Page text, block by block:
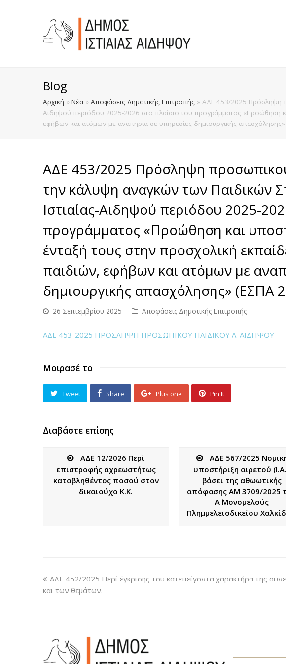
Blog
Αρχική » Νέα » Αποφάσεις Δημοτικής Επιτροπής » ΑΔΕ 453/2025 Πρόσληψη
Αιδηψού περιόδου 2025-2026 στο πλαίσιο του προγράμματος «Προώθηση
εφήβων και ατόμων με αναπηρία σε υπηρεσίες δημιουργικής
ΑΔΕ 453/2025 Πρόσληψη
την κάλυψη αναγκών των Παιδικών
Ιστιαίας-Αιδηψού περιόδου 2025-
προγράμματος «Προώθηση και
ένταξή τους στην προσχολική
παιδιών, εφήβων και ατόμων με
δημιουργικής απασχόλησης» (ΕΣΠΑ
26 Σεπτεμβρίου 2025 Αποφάσεις Δημοτικής Επιτροπής
ΑΔΕ 453-2025 ΠΡΟΣΛΗΨΗ ΠΡΟΣΩΠΙΚΟΥ ΠΑΙΔΙΚΟΥ Λ. ΑΙΔΗΨΟΥ
Μοιρασέ το
Tweet Share Plus one Pin It
Διαβάστε επίσης
ΑΔΕ 12/2026 Περί
επιστροφής αχρεωστήτως
καταβληθέντος ποσού στον
δικαιούχο Κ.Κ.
ΑΔΕ 567/2025
υποστήριξη αιρετού
βάσει της αθωωτικής
απόφασης ΑΜ 3709/2025
Α΄ Μονομελούς
Πλημμελειοδικείου
ΑΔΕ 452/2025 Περί έγκρισης του κατεπείγοντα χαρακτήρα της
και των θεμάτων.